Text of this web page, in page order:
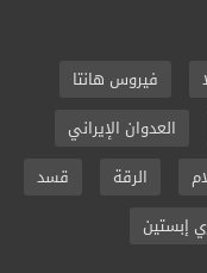
فيروس هانتا
العدوان الإيراني
الرقة
قسد
إبستين